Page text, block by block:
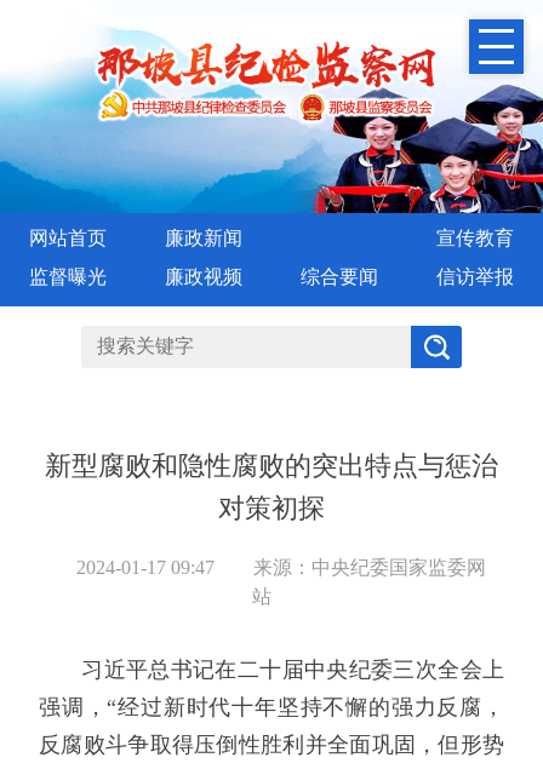
网站首页 廉政新闻
宣传教育
监督曝光
廉政视频 综合要闻 信访举报
新型腐败和隐性腐败的突出特点与惩治
对策初探
2024-01-17 09:47
来源：中央纪委国家监委网
站
习近平总书记在二十届中央纪委三次全会上
强调，“经过新时代十年坚持不懈的强力反腐，
反腐败斗争取得压倒性胜利并全面巩固，但形势